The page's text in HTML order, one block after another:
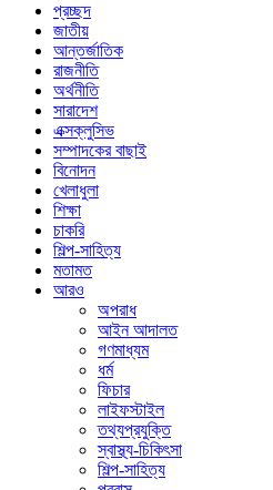
প্রচ্ছদ
জাতীয়
আন্তর্জাতিক
রাজনীতি
অর্থনীতি
সারাদেশ
এক্সক্লুসিভ
সম্পাদকের বাছাই
বিনোদন
খেলাধুলা
শিক্ষা
চাকরি
শিল্প-সাহিত্য
মতামত
আরও
অপরাধ
আইন আদালত
গণমাধ্যম
ধর্ম
ফিচার
লাইফস্টাইল
তথ্যপ্রযুক্তি
স্বাস্থ্য-চিকিৎসা
শিল্প-সাহিত্য